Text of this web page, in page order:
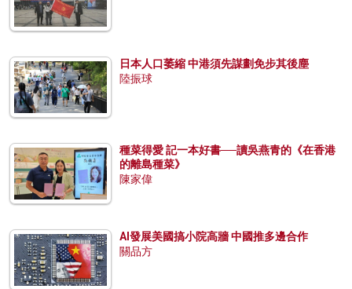
日本人口萎縮 中港須先謀劃免步其後塵
陸振球
種菜得愛 記一本好書──讀吳燕青的《在香港
的離島種菜》
陳家偉
AI發展美國搞小院高牆 中國推多邊合作
關品方